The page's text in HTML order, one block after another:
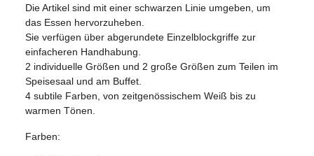
Die Artikel sind mit einer schwarzen Linie umgeben, um
das Essen hervorzuheben.
Sie verfügen über abgerundete Einzelblockgriffe zur
einfacheren Handhabung.
2 individuelle Größen und 2 große Größen zum Teilen im
Speisesaal und am Buffet.
4 subtile Farben, von zeitgenössischem Weiß bis zu
warmen Tönen.
Farben: